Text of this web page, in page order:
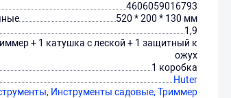
4606059016793
520 * 200 * 130 мм
1,9
+ 1 катушка с леской + 1 защитный к
ожух
1 коробка
Huter
Инструменты садовые,Триммер